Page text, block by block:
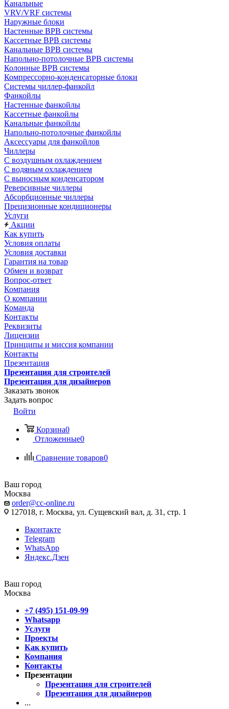
Канальные
VRV/VRF системы
Наружные блоки
Настенные ВРВ системы
Кассетные ВРВ системы
Канальные ВРВ системы
Напольно-потолочные ВРВ системы
Колонные ВРВ системы
Компрессорно-конденсаторные блоки
Системы чиллер-фанкойл
Фанкойлы
Настенные фанкойлы
Кассетные фанкойлы
Канальные фанкойлы
Напольно-потолочные фанкойлы
Аксессуары для фанкойлов
Чиллеры
С воздушным охлаждением
С водяным охлаждением
С выносным конденсатором
Реверсивные чиллеры
Абсорбционные чиллеры
Прецизионные кондиционеры
Услуги
Акции
Как купить
Условия оплаты
Условия доставки
Гарантия на товар
Обмен и возврат
Вопрос-ответ
Компания
О компании
Команда
Контакты
Реквизиты
Лицензии
Принципы и миссия компании
Контакты
Презентация
Презентация для строителей
Презентация для дизайнеров
Заказать звонок
Задать вопрос
Войти
Корзина0
Отложенные0
Сравнение товаров0
Ваш город
Москва
order@cc-online.ru
127018, г. Москва, ул. Сущевский вал, д. 31, стр. 1
Вконтакте
Telegram
WhatsApp
Яндекс.Дзен
Ваш город
Москва
+7 (495) 151-09-99
Whatsapp
Услуги
Проекты
Как купить
Компания
Контакты
Презентации
Презентация для строителей
Презентация для дизайнеров
...